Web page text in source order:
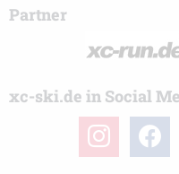
Partner
xc-ski.de in Social
instagramfacebook